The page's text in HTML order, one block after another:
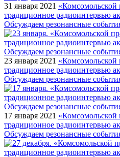
31 января 2021 «Комсомольской
традиционное радиоинтервью
Обсуждаем резонансные
23 января 2021 «Комсомольской
традиционное радиоинтервью
Обсуждаем резонансные
17 января 2021 «Комсомольской
традиционное радиоинтервью
Обсуждаем резонансные